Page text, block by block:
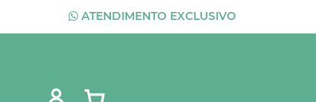
ATENDIMENTO EXCLUSIVO